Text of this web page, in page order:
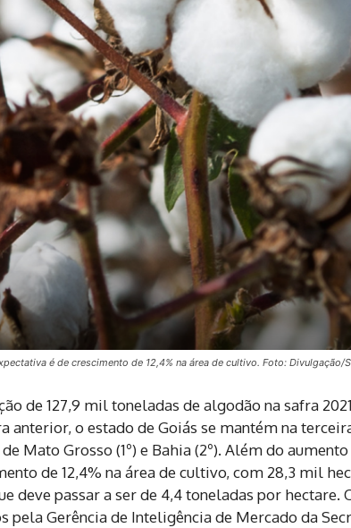
é de crescimento de 12,4% na área de cultivo. Foto: Divulgação/
de 127,9 mil toneladas de algodão na safra
anterior, o estado de Goiás se mantém na
Mato Grosso (1º) e Bahia (2º). Além do
de 12,4% na área de cultivo, com 28,3 mil
deve passar a ser de 4,4 toneladas por hectare.
pela Gerência de Inteligência de Mercado da